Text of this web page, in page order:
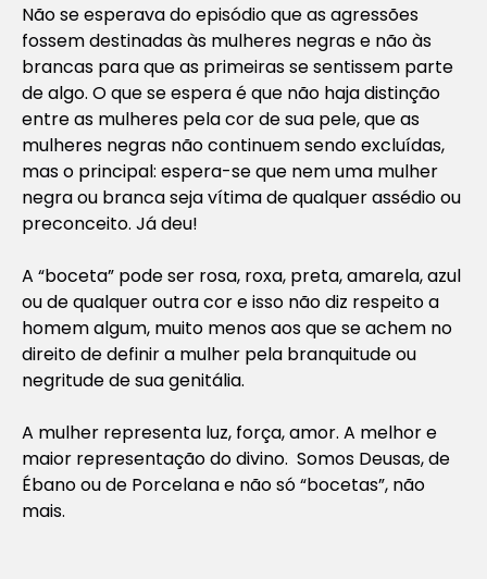
Não se esperava do episódio que as agressões
fossem destinadas às mulheres negras e não às
brancas para que as primeiras se sentissem parte
de algo. O que se espera é que não haja distinção
entre as mulheres pela cor de sua pele, que as
mulheres negras não continuem sendo excluídas,
mas o principal: espera-se que nem uma mulher
negra ou branca seja vítima de qualquer assédio ou
preconceito. Já deu!
A “boceta” pode ser rosa, roxa, preta, amarela, azul
ou de qualquer outra cor e isso não diz respeito a
homem algum, muito menos aos que se achem no
direito de definir a mulher pela branquitude ou
negritude de sua genitália.
A mulher representa luz, força, amor. A melhor e
maior representação do divino. Somos Deusas, de
Ébano ou de Porcelana e não só “bocetas”, não
mais.